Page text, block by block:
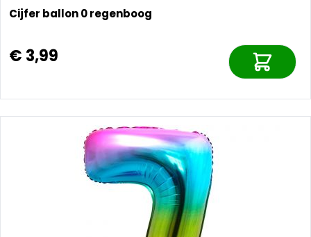
Cijfer ballon 0 regenboog
€ 3,99